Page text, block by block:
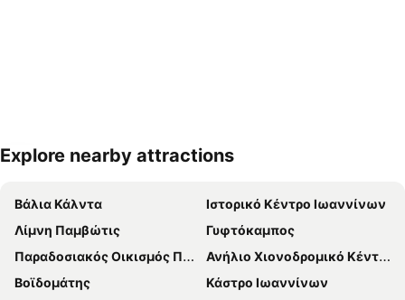
Ανάπτυξη χάρτη
Explore nearby attractions
Βάλια Κάλντα
Ιστορικό Κέντρο Ιωαννίνων
Λίμνη Παμβώτις
Γυφτόκαμπος
Παραδοσιακός Οικισμός Πάπιγκο
Ανήλιο Χιονοδρομικό Κέντρο
Βοϊδομάτης
Κάστρο Ιωαννίνων